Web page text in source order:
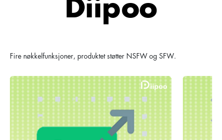
Fire nøkkelfunksjoner, produktet støtter NSFW og SFW.